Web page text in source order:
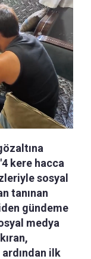
kere hacca
sosyal
tanınan
gündeme
medya
ilk